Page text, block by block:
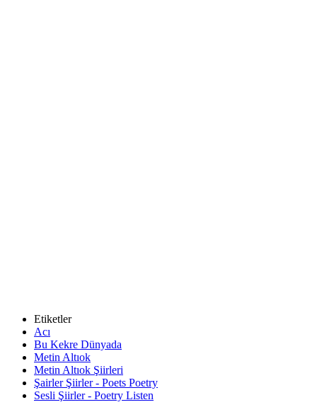
Etiketler
Acı
Bu Kekre Dünyada
Metin Altıok
Metin Altıok Şiirleri
Şairler Şiirler - Poets Poetry
Sesli Şiirler - Poetry Listen